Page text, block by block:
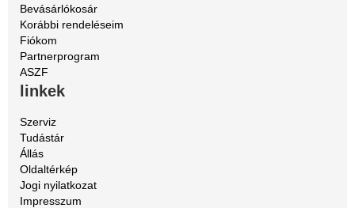
Bevásárlókosár
Korábbi rendeléseim
Fiókom
Partnerprogram
ASZF
linkek
Szerviz
Tudástár
Állás
Oldaltérkép
Jogi nyilatkozat
Impresszum